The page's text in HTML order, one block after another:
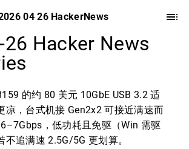
04 26 HackerNews
Hacker News
的约 80 美元 10GbE USB 3.2 适
凉，台式机接 Gen2x2 可接近满速而
，低功耗且免驱（Win 需驱
不追满速 2.5G/5G 更划算。